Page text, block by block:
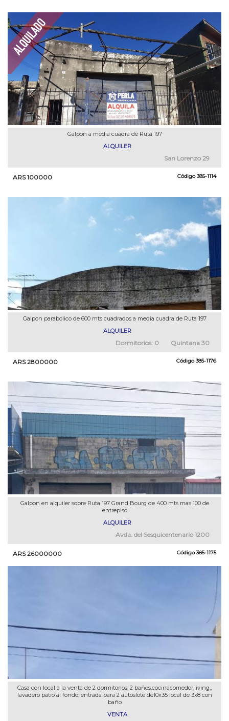
Galpon a media cuadra de Ruta 197
ALQUILER
San Lorenzo 29
Código385-1114
ARS 100000
Galpon parabolico de 600 mts cuadrados a media cuadra de Ruta 197
ALQUILER
Quintana 30
Dormitorios: 0
Código385-1176
ARS 2800000
Galpon en alquiler sobre Ruta 197 Grand Bourg de 400 mts mas 100 de
entrepiso
ALQUILER
Avda. del Sesquicentenario 1200
Código385-1175
ARS 26000000
Casa con local a la venta de 2 dormitorios, 2 baños,cocinacomedor,living,,
lavadero patio al fondo, entrada para 2 autoslote de10x35 local de 3x8 con
baño
VENTA